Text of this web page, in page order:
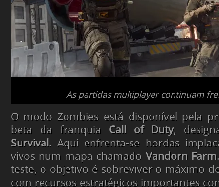
As partidas multiplayer continuam
O modo Zombies está disponível pela
beta da franquia Call of Duty,
Survival . Aqui enfrenta-se hordas
vivos num mapa chamado Vandorn Farm
teste, o objetivo é sobreviver o máximo
com recursos estratégicos importantes